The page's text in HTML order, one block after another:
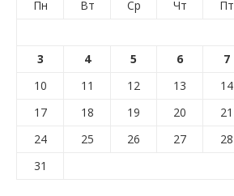
Пн Вт Ср Чт Пт
3
4 5 6 7
10
11 12 13 14
17
18 19 20 21
24
25 26 27 28
31